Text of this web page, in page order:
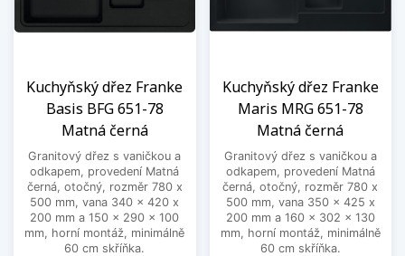
Kuchyňský dřez Franke
Basis BFG 651-78
Matná černá
Granitový dřez s vaničkou a
odkapem, provedení Matná
černá, otočný, rozměr 780 x
500 mm, vana 340 x 420 x
200 mm a 150 x 290 x 100
mm, horní montáž, minimálně
60 cm skříňka.
Kuchyňský dřez Franke
Maris MRG 651-78
Matná černá
Granitový dřez s vaničkou a
odkapem, provedení Matná
černá, otočný, rozměr 780 x
500 mm, vana 350 x 425 x
200 mm a 160 x 302 x 130
mm, horní montáž, minimálně
60 cm skříňka.